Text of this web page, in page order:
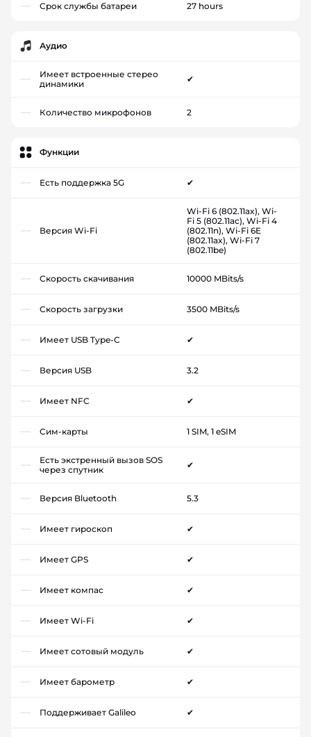
Срок службы батареи 27 hours
Аудио
Имеет встроенные стерео
динамики
✔
Количество микрофонов 2
Функции
Есть поддержка 5G ✔
Версия Wi-Fi
Wi-Fi 6 (802.11ax), Wi-
Fi 5 (802.11ac), Wi-Fi 4
(802.11n), Wi-Fi 6E
(802.11ax), Wi-Fi 7
(802.11be)
Скорость скачивания 10000 MBits/s
Скорость загрузки 3500 MBits/s
Имеет USB Type-C ✔
Версия USB 3.2
Имеет NFC ✔
Сим-карты 1 SIM, 1 eSIM
Есть экстренный вызов SOS
через спутник
✔
Версия Bluetooth 5.3
Имеет гироскоп ✔
Имеет GPS ✔
Имеет компас ✔
Имеет Wi-Fi ✔
Имеет сотовый модуль ✔
Имеет барометр ✔
Поддерживает Galileo ✔